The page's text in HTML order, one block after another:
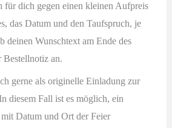
für dich gegen einen kleinen Aufpreis
das Datum und den Taufspruch, je
deinen Wunschtext am Ende des
Bestellnotiz an.
gerne als originelle Einladung zur
diesem Fall ist es möglich, ein
Datum und Ort der Feier